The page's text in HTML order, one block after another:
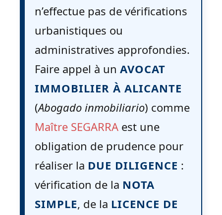
n’effectue pas de vérifications
urbanistiques ou
administratives approfondies.
Faire appel à un AVOCAT
IMMOBILIER À ALICANTE
(Abogado inmobiliario) comme
Maître SEGARRA est une
obligation de prudence pour
réaliser la DUE DILIGENCE :
vérification de la NOTA
SIMPLE, de la LICENCE DE